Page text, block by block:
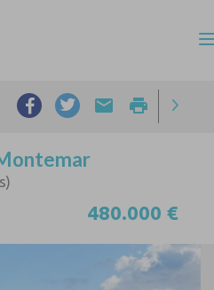
email print
480.000 €